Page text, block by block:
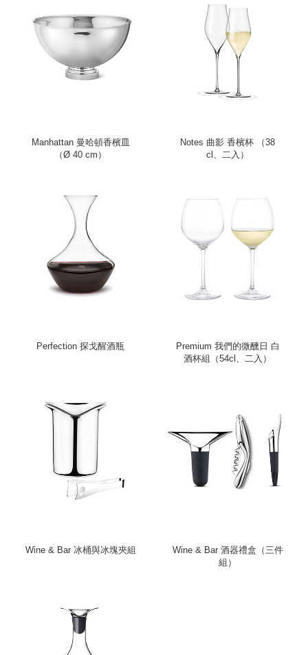
Manhattan 曼哈頓香檳皿
（Ø 40 cm）
Notes 曲影 香檳杯 （38
cl、二入）
Perfection 探戈醒酒瓶
Premium 我們的微醺日 白
酒杯組（54cl、二入）
Wine & Bar 冰桶與冰塊夾組
Wine & Bar 酒器禮盒（三件
組）